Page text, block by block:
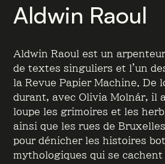
Aldwin Raoul
Aldwin Raoul est un
de textes singuliers et l’un
la Revue Papier Machine. De
durant, avec Olivia Molnár, il
loupe les grimoires et les
ainsi que les rues de
pour dénicher les histoires
mythologiques qui se